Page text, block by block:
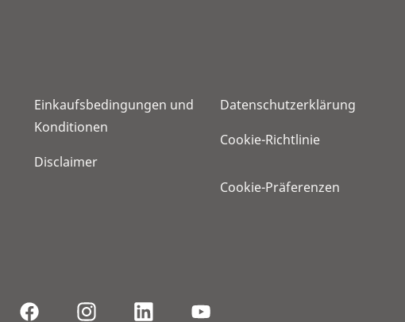
Einkaufsbedingungen und
Konditionen
Disclaimer
Datenschutzerklärung
Cookie-Richtlinie
Cookie-Präferenzen